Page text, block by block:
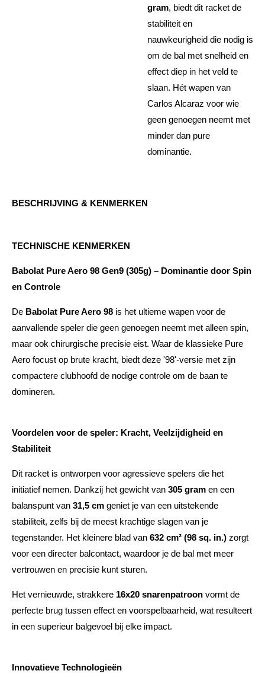
gram, biedt dit racket de
stabiliteit en
nauwkeurigheid die nodig is
om de bal met snelheid en
effect diep in het veld te
slaan. Hét wapen van
Carlos Alcaraz voor wie
geen genoegen neemt met
minder dan pure
dominantie.
BESCHRIJVING & KENMERKEN
TECHNISCHE KENMERKEN
Babolat Pure Aero 98 Gen9 (305g) – Dominantie door Spin
en Controle
De Babolat Pure Aero 98 is het ultieme wapen voor de
aanvallende speler die geen genoegen neemt met alleen spin,
maar ook chirurgische precisie eist. Waar de klassieke Pure
Aero focust op brute kracht, biedt deze '98'-versie met zijn
compactere clubhoofd de nodige controle om de baan te
domineren.
Voordelen voor de speler: Kracht, Veelzijdigheid en
Stabiliteit
Dit racket is ontworpen voor agressieve spelers die het
initiatief nemen. Dankzij het gewicht van 305 gram en een
balanspunt van 31,5 cm geniet je van een uitstekende
stabiliteit, zelfs bij de meest krachtige slagen van je
tegenstander. Het kleinere blad van 632 cm² (98 sq. in.) zorgt
voor een directer balcontact, waardoor je de bal met meer
vertrouwen en precisie kunt sturen.
Het vernieuwde, strakkere 16x20 snarenpatroon vormt de
perfecte brug tussen effect en voorspelbaarheid, wat resulteert
in een superieur balgevoel bij elke impact.
Innovatieve Technologieën